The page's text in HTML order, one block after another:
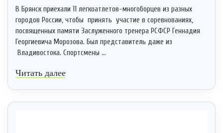
В Брянск приехали 11 легкоатлетов-многоборцев из разных
городов России, чтобы принять участие в соревнованиях,
посвященных памяти Заслуженного тренера РСФСР Геннадия
Георгиевича Морозова. Был представитель даже из
Владивостока. Спортсмены ...
Читать далее